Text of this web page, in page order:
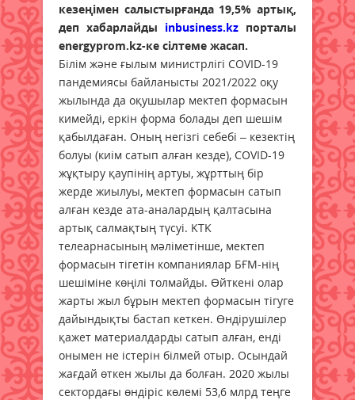
кезеңімен салыстырғанда 19,5% артық,
деп хабарлайды inbusiness.kz порталы
energyprom.kz-ке сілтеме жасап.
Білім және ғылым министрлігі COVID-19
пандемиясы байланысты 2021/2022 оқу
жылында да оқушылар мектеп формасын
кимейді, еркін форма болады деп шешім
қабылдаған. Оның негізгі себебі – кезектің
болуы (киім сатып алған кезде), COVID-19
жұқтыру қаупінің артуы, жұрттың бір
жерде жиылуы, мектеп формасын сатып
алған кезде ата-аналардың қалтасына
артық салмақтың түсуі. KTK
телеарнасының мәліметінше, мектеп
формасын тігетін компаниялар БҒМ-нің
шешіміне көңілі толмайды. Өйткені олар
жарты жыл бұрын мектеп формасын тігуге
дайындықты бастап кеткен. Өндірушілер
қажет материалдарды сатып алған, енді
онымен не істерін білмей отыр. Осындай
жағдай өткен жылы да болған. 2020 жылы
сектордағы өндіріс көлемі 53,6 млрд теңге